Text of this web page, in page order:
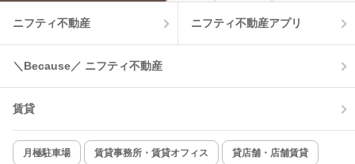
温水洗浄便座 オートロック
コンロ2口以上
新着のみ インターネット無料
ニフティ不動産 ニフティ不動産アプリ
＼Because／ ニフティ不動産
賃貸
月極駐車場 賃貸事務所・賃貸オフィス 貸店舗・店舗賃貸